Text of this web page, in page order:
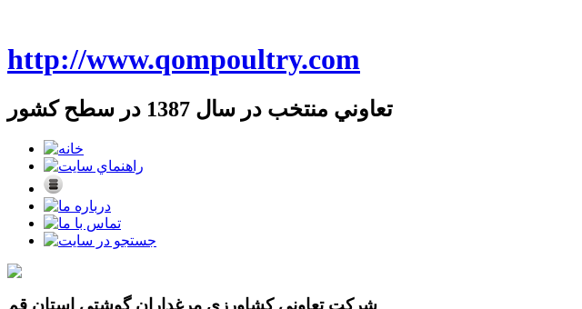
http://www.qompoultry.com
تعاوني منتخب در سال 1387 در سطح کشور
شرکت تعاوني کشاورزي مرغداران گوشتي استان قم